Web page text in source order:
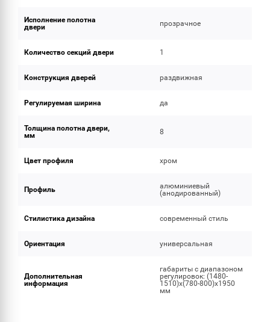
Исполнение полотна
двери
прозрачное
Количество секций двери 1
Конструкция дверей раздвижная
Регулируемая ширина да
Толщина полотна двери,
мм
8
Цвет профиля хром
Профиль
алюминиевый
(анодированный)
Стилистика дизайна современный стиль
Ориентация универсальная
Дополнительная
информация
габариты с диапазоном
регулировок: (1480-
1510)х(780-800)х1950
мм